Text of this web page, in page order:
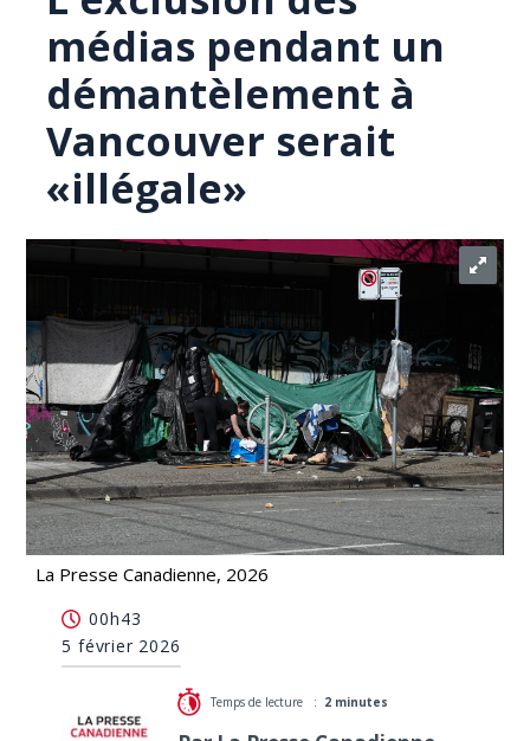
médias pendant un
démantèlement à
Vancouver serait
«illégale»
La Presse Canadienne, 2026
démantèlement à Vancouver serait «illégale»
00h43
5 février 2026
Temps de lecture : 2 minutes